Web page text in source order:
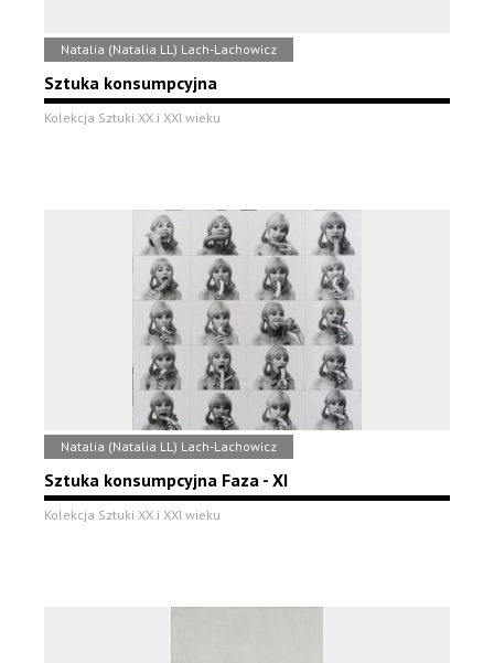
Natalia (Natalia LL) Lach-Lachowicz
Sztuka konsumpcyjna
Kolekcja Sztuki XX i XXI wieku
Natalia (Natalia LL) Lach-Lachowicz
Sztuka konsumpcyjna Faza - XI
Kolekcja Sztuki XX i XXI wieku